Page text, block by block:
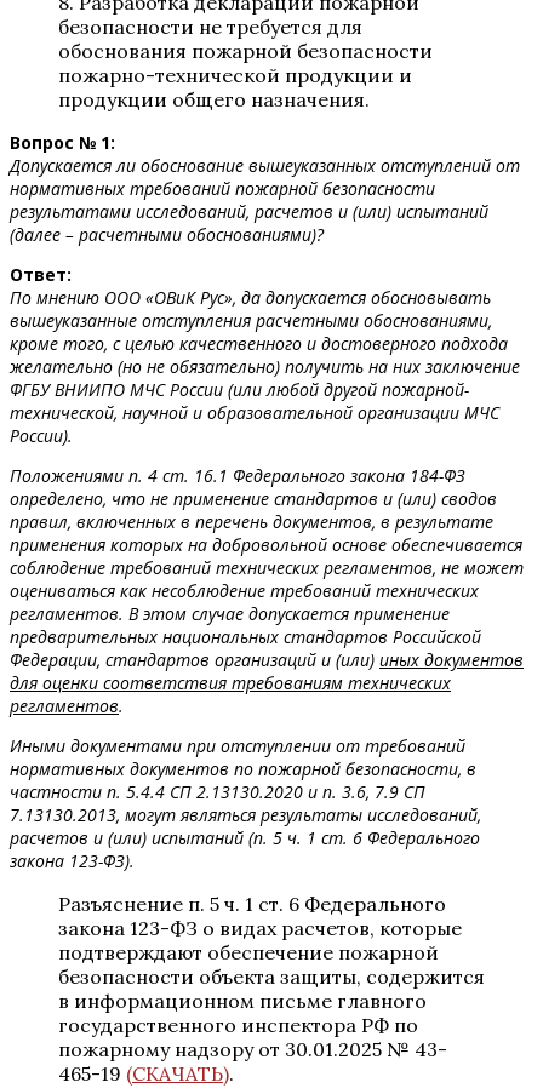
безопасности не требуется для
обоснования пожарной безопасности
пожарно-технической продукции и
продукции общего назначения.
Вопрос № 1:
Допускается ли обоснование вышеуказанных отступлений от
нормативных требований пожарной безопасности
результатами исследований, расчетов и (или) испытаний
(далее – расчетными обоснованиями)?
Ответ:
По мнению ООО «ОВиК Рус», да допускается обосновывать
вышеуказанные отступления расчетными обоснованиями,
кроме того, с целью качественного и достоверного подхода
желательно (но не обязательно) получить на них заключение
ФГБУ ВНИИПО МЧС России (или любой другой пожарной-
технической, научной и образовательной организации МЧС
России).
Положениями п. 4 ст. 16.1 Федерального закона 184-ФЗ
определено, что не применение стандартов и (или) сводов
правил, включенных в перечень документов, в результате
применения которых на добровольной основе обеспечивается
соблюдение требований технических регламентов, не может
оцениваться как несоблюдение требований технических
регламентов. В этом случае допускается применение
предварительных национальных стандартов Российской
Федерации, стандартов организаций и (или) иных документов
для оценки соответствия требованиям технических
регламентов.
Иными документами при отступлении от требований
нормативных документов по пожарной безопасности, в
частности п. 5.4.4 СП 2.13130.2020 и п. 3.6, 7.9 СП
7.13130.2013, могут являться результаты исследований,
расчетов и (или) испытаний (п. 5 ч. 1 ст. 6 Федерального
закона 123-ФЗ).
Разъяснение п. 5 ч. 1 ст. 6 Федерального
закона 123-ФЗ о видах расчетов, которые
подтверждают обеспечение пожарной
безопасности объекта защиты, содержится
в информационном письме главного
государственного инспектора РФ по
пожарному надзору от 30.01.2025 № 43-
465-19 (СКАЧАТЬ).